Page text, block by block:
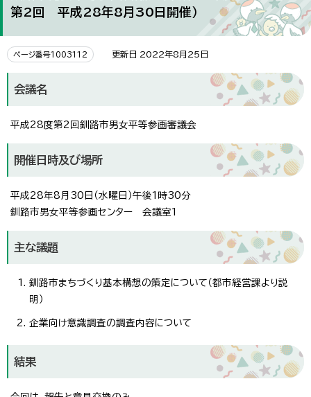
第2回 平成28年8月30日開催）
ページ番号1003112 更新日 2022年8月25日
会議名
平成28度第2回釧路市男女平等参画審議会
開催日時及び場所
平成28年8月30日（水曜日）午後1時30分
釧路市男女平等参画センター 会議室1
主な議題
釧路市まちづくり基本構想の策定について（都市経営課より説
明）
企業向け意識調査の調査内容について
結果